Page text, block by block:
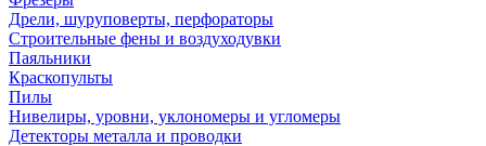
Дрели, шуруповерты, перфораторы
Строительные фены и воздуходувки
Паяльники
Краскопульты
Пилы
Нивелиры, уровни, уклономеры и угломеры
Детекторы металла и проводки